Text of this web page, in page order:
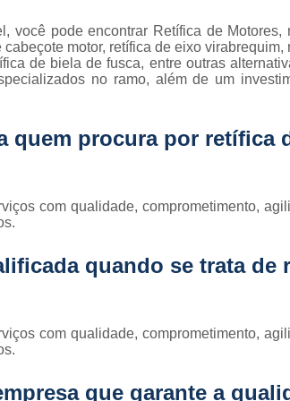
Retífica de
Retífica de
você pode encontrar Retífica de Motores,
motor, retífica de eixo virabrequim,
de biela de fusca, entre outras
no ramo, além de um
quem procura por retífica
com qualidade, comprometimento,
quando se trata de
com qualidade, comprometimento,
que garante a